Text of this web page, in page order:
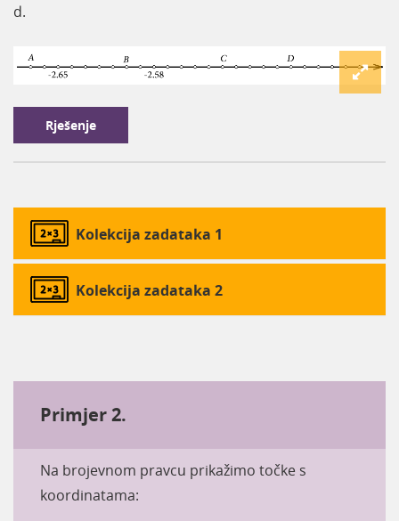
d.
Rješenje
Kolekcija zadataka 1
Kolekcija zadataka 2
Primjer 2.
Na brojevnom pravcu prikažimo točke s
koordinatama: